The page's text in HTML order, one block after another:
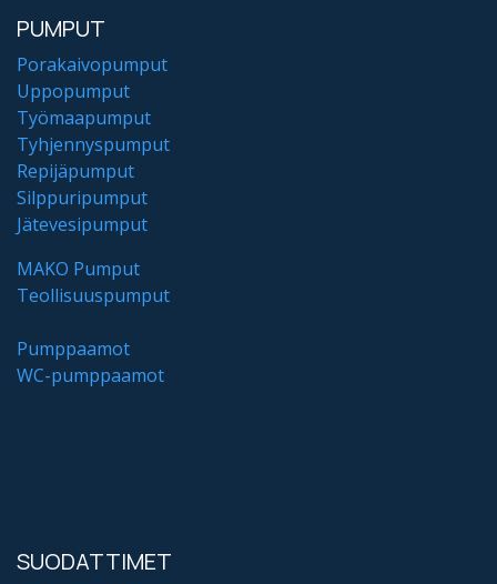
PUMPUT
Porakaivopumput
Uppopumput
Työmaapumput
Tyhjennyspumput
Repijäpumput
Silppuripumput
Jätevesipumput
MAKO Pumput
Teollisuuspumput
Pumppaamot
WC-pumppaamot
SUODATTIMET